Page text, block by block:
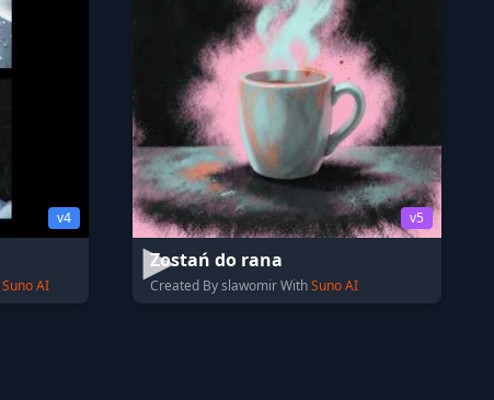
v4
Suno AI
v5
Zostań do rana
Created By slawomir WithSuno AI